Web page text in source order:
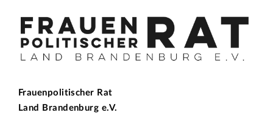
Frauenpolitischer Rat
Land Brandenburg e.V.